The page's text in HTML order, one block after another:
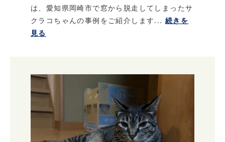
は、愛知県岡崎市で窓から脱走してしまったサ
クラコちゃんの事例をご紹介します... 続きを
見る